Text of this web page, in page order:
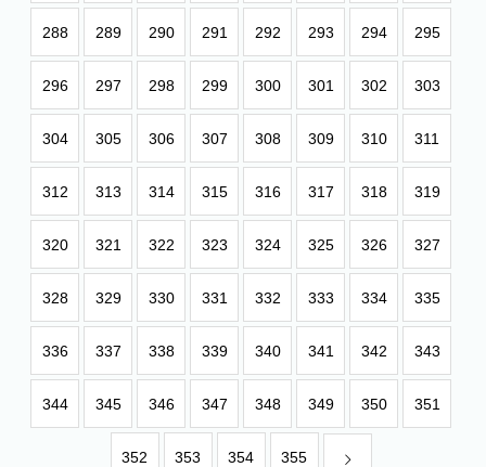
288 289 290 291 292 293 294 295
296 297 298 299 300 301 302 303
304 305 306 307 308 309 310 311
312 313 314 315 316 317 318 319
320 321 322 323 324 325 326 327
328 329 330 331 332 333 334 335
336 337 338 339 340 341 342 343
344 345 346 347 348 349 350 351
352 353 354 355